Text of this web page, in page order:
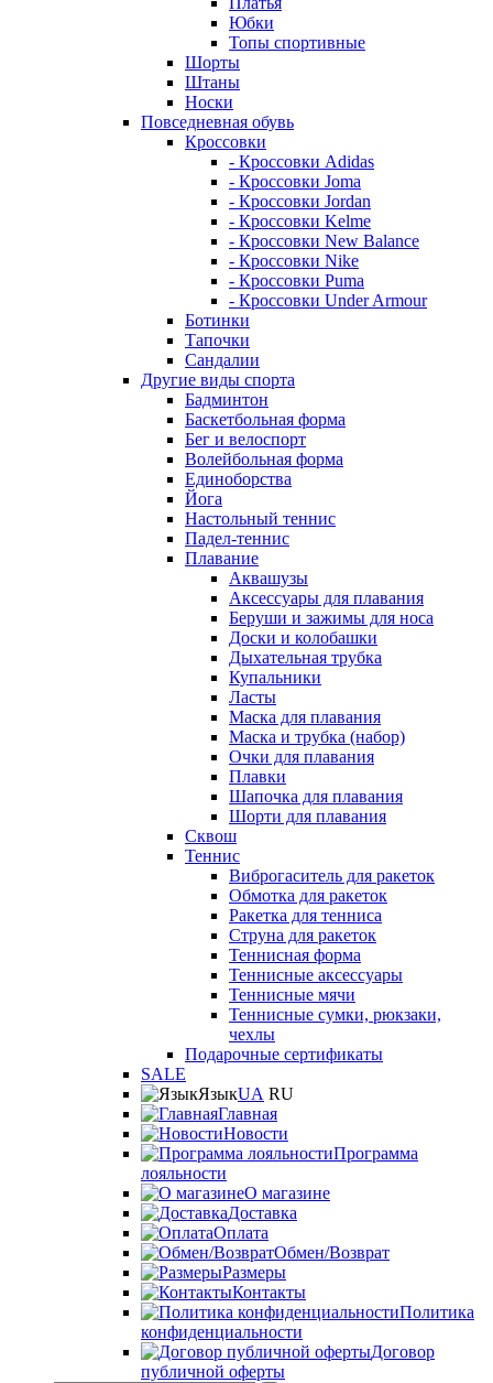
Юбки
Топы спортивные
Шорты
Штаны
Носки
Повседневная обувь
Кроссовки
- Кроссовки Adidas
- Кроссовки Joma
- Кроссовки Jordan
- Кроссовки Kelme
- Кроссовки New Balance
- Кроссовки Nike
- Кроссовки Puma
- Кроссовки Under Armour
Ботинки
Тапочки
Сандалии
Другие виды спорта
Бадминтон
Баскетбольная форма
Бег и велоспорт
Волейбольная форма
Единоборства
Йога
Настольный теннис
Падел-теннис
Плавание
Аквашузы
Аксессуары для плавания
Беруши и зажимы для носа
Доски и колобашки
Дыхательная трубка
Купальники
Ласты
Маска для плавания
Маска и трубка (набор)
Очки для плавания
Плавки
Шапочка для плавания
Шорти для плавания
Сквош
Теннис
Виброгаситель для ракеток
Обмотка для ракеток
Ракетка для тенниса
Струна для ракеток
Теннисная форма
Теннисные аксессуары
Теннисные мячи
Теннисные сумки, рюкзаки,
чехлы
Подарочные сертификаты
SALE
ЯзыкUA RU
Главная
Новости
Программа
лояльности
О магазине
Доставка
Оплата
Обмен/Возврат
Размеры
Контакты
Политика
конфиденциальности
Договор
публичной оферты